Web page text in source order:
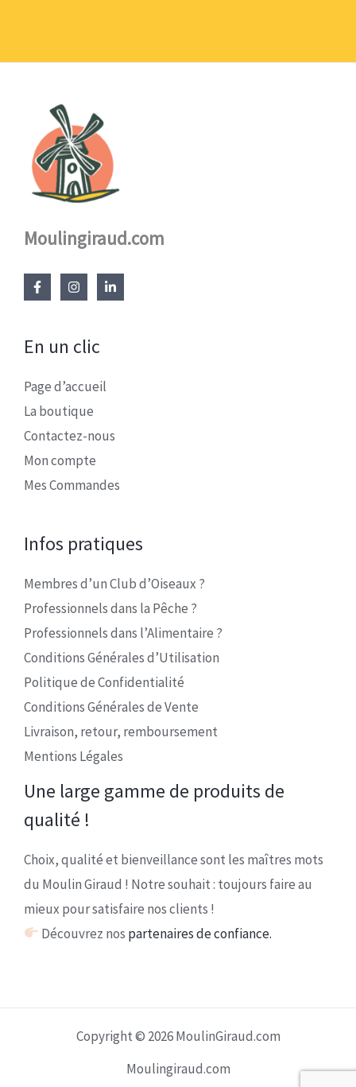
Moulingiraud.com
En un clic
Page d’accueil
La boutique
Contactez-nous
Mon compte
Mes Commandes
Infos pratiques
Membres d’un Club d’Oiseaux ?
Professionnels dans la Pêche ?
Professionnels dans l’Alimentaire ?
Conditions Générales d’Utilisation
Politique de Confidentialité
Conditions Générales de Vente
Livraison, retour, remboursement
Mentions Légales
Une large gamme de produits de
qualité !
Choix, qualité et bienveillance sont les maîtres mots
du Moulin Giraud ! Notre souhait : toujours faire au
mieux pour satisfaire nos clients !
Découvrez nos partenaires de confiance.
Copyright © 2026 MoulinGiraud.com
Moulingiraud.com